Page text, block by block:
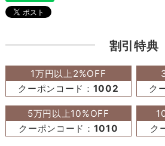
割引特典
1万円以上2%OFF
クーポンコード： 1002
ク
5万円以上10%OFF
クーポンコード： 1010
ク